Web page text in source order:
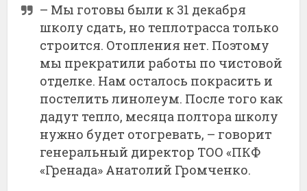
– Мы готовы были к 31 декабря
школу сдать, но теплотрасса только
строится. Отопления нет. Поэтому
мы прекратили работы по чистовой
отделке. Нам осталось покрасить и
постелить линолеум. После того как
дадут тепло, месяца полтора школу
нужно будет отогревать, – говорит
генеральный директор ТОО «ПКФ
«Гренада» Анатолий Громченко.